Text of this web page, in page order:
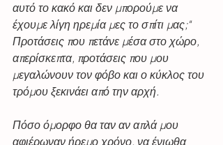
αυτό το κακό και δεν μπορούμε να
έχουμε λίγη ηρεμία μες το σπίτι μας;"
Προτάσεις που πετάνε μέσα στο χώρο,
απερίσκεπτα, προτάσεις που μου
μεγαλώνουν τον φόβο και ο κύκλος του
τρόμου ξεκινάει από την αρχή.
Πόσο όμορφο θα ταν αν απλά μου
αφιέρωναν ήρεμο χρόνο, να ένιωθα